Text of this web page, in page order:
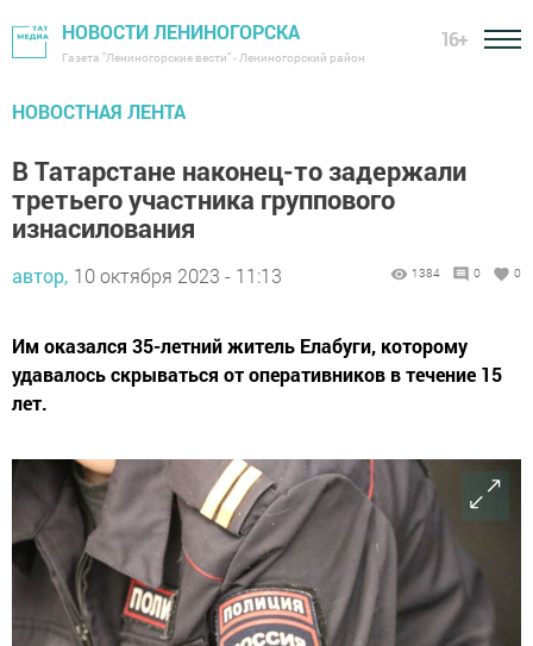
НОВОСТИ ЛЕНИНОГОРСКА
Газета "Лениногорские вести" - Лениногорский район
16+
НОВОСТНАЯ ЛЕНТА
В Татарстане наконец-то задержали
третьего участника группового
изнасилования
автор, 10 октября 2023 - 11:13 1384 0 0
Им оказался 35-летний житель Елабуги, которому
удавалось скрываться от оперативников в течение 15
лет.